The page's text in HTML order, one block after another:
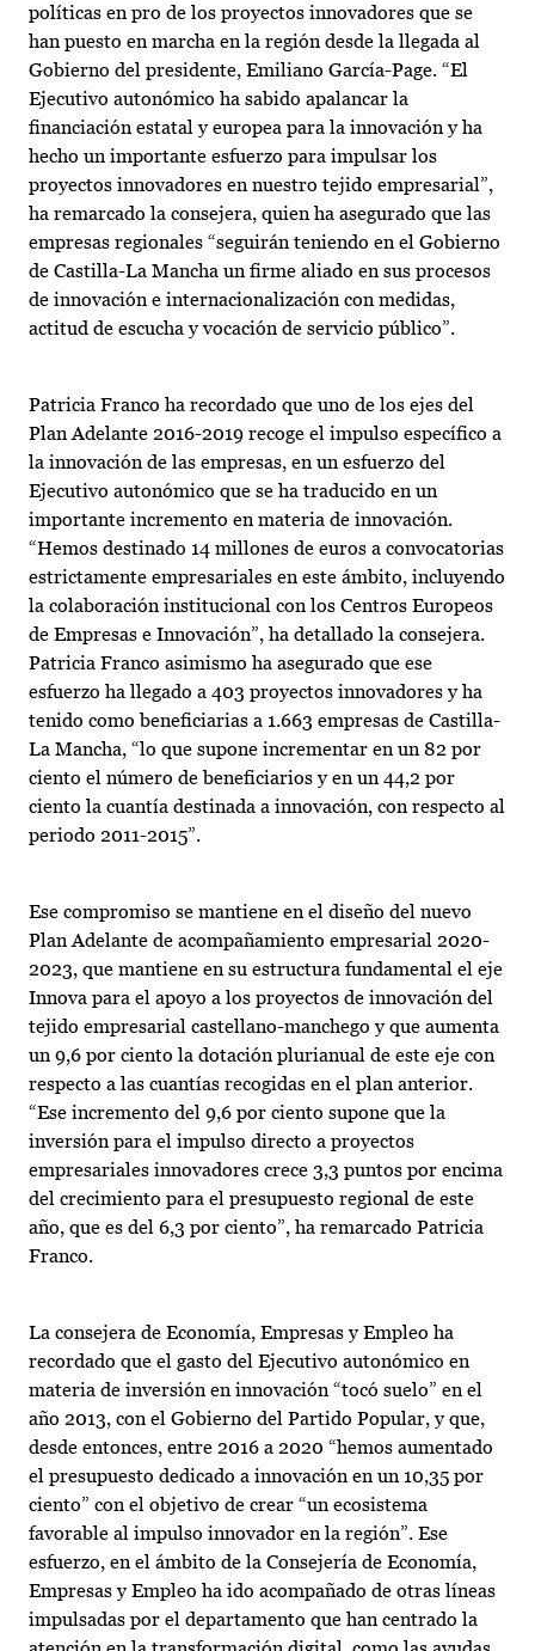
políticas en pro de los proyectos innovadores que se
han puesto en marcha en la región desde la llegada al
Gobierno del presidente, Emiliano García-Page. “El
Ejecutivo autonómico ha sabido apalancar la
financiación estatal y europea para la innovación y ha
hecho un importante esfuerzo para impulsar los
proyectos innovadores en nuestro tejido empresarial”,
ha remarcado la consejera, quien ha asegurado que las
empresas regionales “seguirán teniendo en el Gobierno
de Castilla-La Mancha un firme aliado en sus procesos
de innovación e internacionalización con medidas,
actitud de escucha y vocación de servicio público”.
Patricia Franco ha recordado que uno de los ejes del
Plan Adelante 2016-2019 recoge el impulso específico a
la innovación de las empresas, en un esfuerzo del
Ejecutivo autonómico que se ha traducido en un
importante incremento en materia de innovación.
“Hemos destinado 14 millones de euros a convocatorias
estrictamente empresariales en este ámbito, incluyendo
la colaboración institucional con los Centros Europeos
de Empresas e Innovación”, ha detallado la consejera.
Patricia Franco asimismo ha asegurado que ese
esfuerzo ha llegado a 403 proyectos innovadores y ha
tenido como beneficiarias a 1.663 empresas de Castilla-
La Mancha, “lo que supone incrementar en un 82 por
ciento el número de beneficiarios y en un 44,2 por
ciento la cuantía destinada a innovación, con respecto al
periodo 2011-2015”.
Ese compromiso se mantiene en el diseño del nuevo
Plan Adelante de acompañamiento empresarial 2020-
2023, que mantiene en su estructura fundamental el eje
Innova para el apoyo a los proyectos de innovación del
tejido empresarial castellano-manchego y que aumenta
un 9,6 por ciento la dotación plurianual de este eje con
respecto a las cuantías recogidas en el plan anterior.
“Ese incremento del 9,6 por ciento supone que la
inversión para el impulso directo a proyectos
empresariales innovadores crece 3,3 puntos por encima
del crecimiento para el presupuesto regional de este
año, que es del 6,3 por ciento”, ha remarcado Patricia
Franco.
La consejera de Economía, Empresas y Empleo ha
recordado que el gasto del Ejecutivo autonómico en
materia de inversión en innovación “tocó suelo” en el
año 2013, con el Gobierno del Partido Popular, y que,
desde entonces, entre 2016 a 2020 “hemos aumentado
el presupuesto dedicado a innovación en un 10,35 por
ciento” con el objetivo de crear “un ecosistema
favorable al impulso innovador en la región”. Ese
esfuerzo, en el ámbito de la Consejería de Economía,
Empresas y Empleo ha ido acompañado de otras líneas
impulsadas por el departamento que han centrado la